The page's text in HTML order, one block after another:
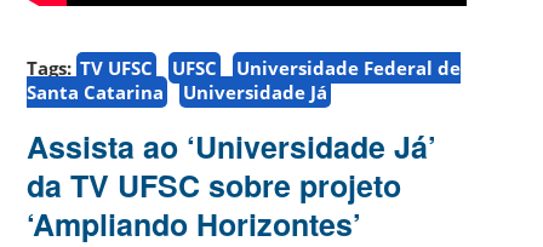
Tags: TV UFSC UFSC
Universidade Federal de
Santa Catarina
Universidade Já
Assista ao ‘Universidade Já’
da TV UFSC sobre projeto
‘Ampliando Horizontes’